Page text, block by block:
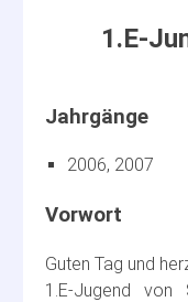
1.E-
2006, 2007
Guten Tag und
1.E-Jugend von